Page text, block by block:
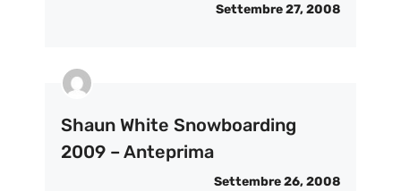
Settembre 27, 2008
Shaun White Snowboarding
2009 – Anteprima
Settembre 26, 2008